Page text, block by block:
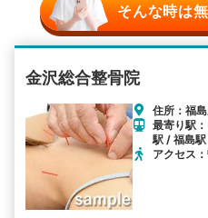
そんな時は
金沢総合整骨院
住所：福
最寄り駅
駅 / 福島駅
アクセス